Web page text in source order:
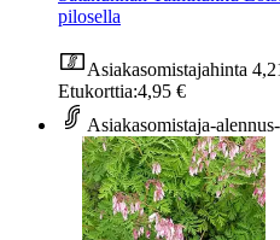
pilosella
Asiakasomistajahinta
Etukorttia:4,95 €
Asiakasomistaja-alennus